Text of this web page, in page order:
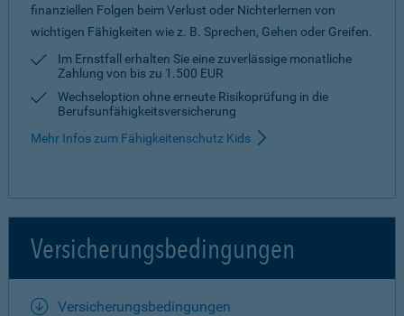
finanziellen Folgen beim Verlust oder Nichterlernen von
wichtigen Fähigkeiten wie z. B. Sprechen, Gehen oder Greifen.
Im Ernstfall erhalten Sie eine zuverlässige monatliche
Zahlung von bis zu 1.500 EUR
Wechseloption ohne erneute Risiko­prüfung in die
Berufsunfähigkeitsversicherung
Mehr Infos zum Fähigkeitenschutz Kids
Versicherungsbedingungen
Versicherungsbedingungen